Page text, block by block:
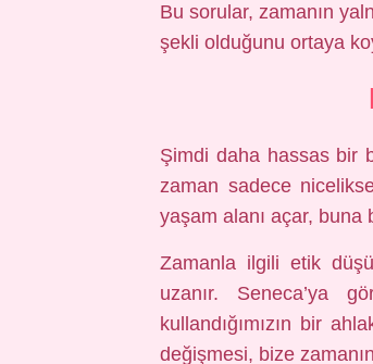
Bu sorular, zamanın
şekli olduğunu ortaya
Şimdi daha hassas bir
zaman sadece
yaşam alanı açar, buna
Zamanla ilgili etik
uzanır. Seneca’ya
kullandığımızın bir
değişmesi, bize